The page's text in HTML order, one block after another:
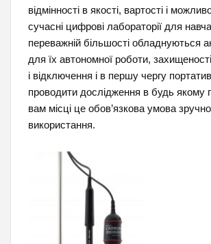
відмінності в якості, вартості і
сучасні цифрові лабораторії для
переважній більшості обладнуються
для їх автономної роботи,
і відключення і в першу чергу
проводити дослідження в будь якому
вам місці це обов’язкова умова
використання.